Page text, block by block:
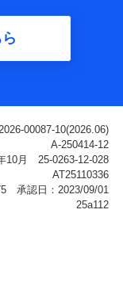
利用履歴などが
利用時の行動に
行動に関する情
購入場所・決済
る情報などが含
と被保険者の関
保険料、保険料